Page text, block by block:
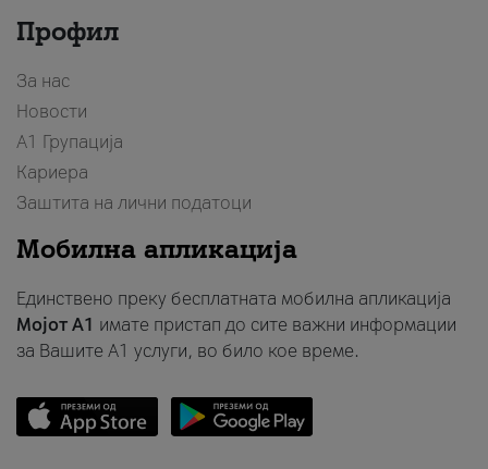
Профил
За нас
Новости
А1 Групација
Кариера
Заштита на лични податоци
Мобилна апликација
Единствено преку бесплатната мобилна апликација
Мојот A1 имате пристап до сите важни информации
за Вашите A1 услуги, во било кое време.